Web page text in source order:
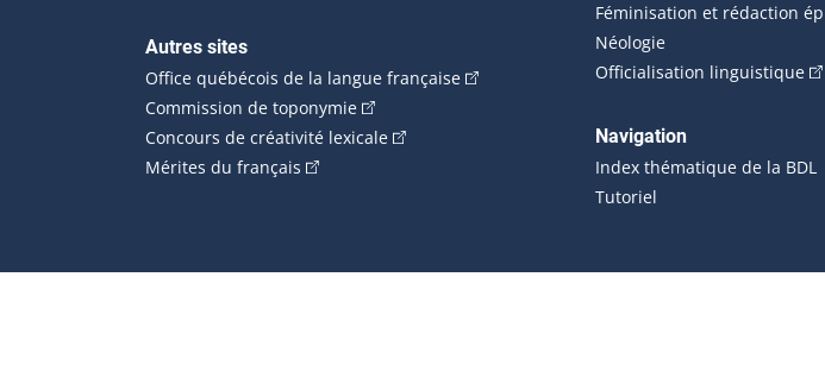
Autres sites
Office québécois de la langue française(Cet hyperlien externe s'ouvrira dans une
Commission de toponymie(Cet hyperlien externe s'ouvrira dans une nouvelle fenêtre.)
Concours de créativité lexicale(Cet hyperlien externe s'ouvrira dans une nouvelle
Mérites du français (Cet hyperlien externe s'ouvrira dans une nouvelle fenêtre.)
Féminisation et rédaction
Néologie
Officialisation linguistique
Navigation
Index thématique de la BDL
Tutoriel